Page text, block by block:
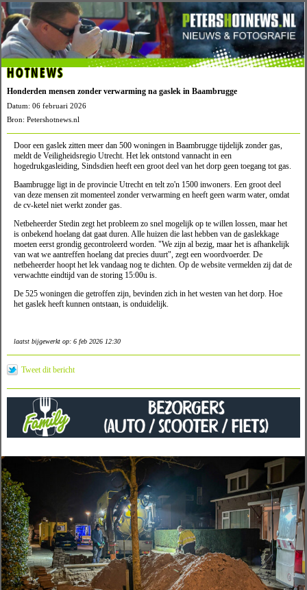
HOTNEWS
Honderden mensen zonder verwarming na gaslek in Baambrugge
Datum: 06 februari 2026
Bron: Petershotnews.nl
Door een gaslek zitten meer dan 500 woningen in Baambrugge tijdelijk zonder gas,
meldt de Veiligheidsregio Utrecht. Het lek ontstond vannacht in een
hogedrukgasleiding, Sindsdien heeft een groot deel van het dorp geen toegang tot gas.
Baambrugge ligt in de provincie Utrecht en telt zo'n 1500 inwoners. Een groot deel
van deze mensen zit momenteel zonder verwarming en heeft geen warm water, omdat
de cv-ketel niet werkt zonder gas.
Netbeheerder Stedin zegt het probleem zo snel mogelijk op te willen lossen, maar het
is onbekend hoelang dat gaat duren. Alle huizen die last hebben van de gaslekkage
moeten eerst grondig gecontroleerd worden. "We zijn al bezig, maar het is afhankelijk
van wat we aantreffen hoelang dat precies duurt", zegt een woordvoerder. De
netbeheerder hoopt het lek vandaag nog te dichten. Op de website vermelden zij dat de
verwachtte eindtijd van de storing 15:00u is.
De 525 woningen die getroffen zijn, bevinden zich in het westen van het dorp. Hoe
het gaslek heeft kunnen ontstaan, is onduidelijk.
laatst bijgewerkt op: 6 feb 2026 12:30
Tweet dit bericht